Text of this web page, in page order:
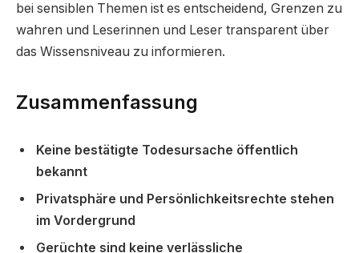
bei sensiblen Themen ist es entscheidend, Grenzen zu
wahren und Leserinnen und Leser transparent über
das Wissensniveau zu informieren.
Zusammenfassung
Keine bestätigte Todesursache öffentlich
bekannt
Privatsphäre und Persönlichkeitsrechte stehen
im Vordergrund
Gerüchte sind keine verlässliche